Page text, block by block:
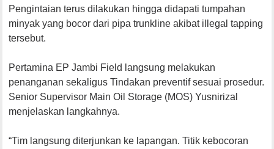
Pengintaian terus dilakukan hingga didapati tumpahan
minyak yang bocor dari pipa trunkline akibat illegal tapping
tersebut.
Pertamina EP Jambi Field langsung melakukan
penanganan sekaligus Tindakan preventif sesuai prosedur.
Senior Supervisor Main Oil Storage (MOS) Yusnirizal
menjelaskan langkahnya.
“Tim langsung diterjunkan ke lapangan. Titik kebocoran